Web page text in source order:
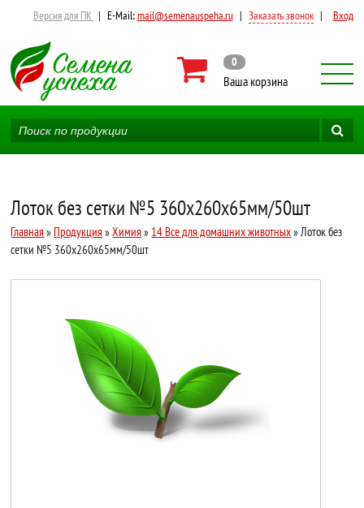
Версия для ПК | E-Mail:mail@semenauspeha.ru | Заказать звонок | Вход
0
Ваша корзина
Лоток без сетки №5 360x260x65мм/50шт
Главная » Продукция »Химия » 14 Все для домашних животных» Лоток без
сетки №5 360x260x65мм/50шт